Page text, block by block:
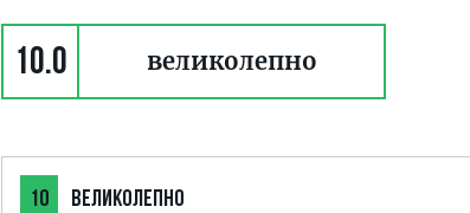
10.0 великолепно
10 ВЕЛИКОЛЕПНО